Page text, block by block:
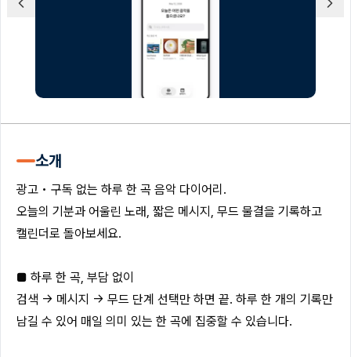
소개
광고 • 구독 없는 하루 한 곡 음악 다이어리.
오늘의 기분과 어울린 노래, 짧은 메시지, 무드 물결을 기록하고
캘린더로 돌아보세요.
■ 하루 한 곡, 부담 없이
검색 → 메시지 → 무드 단계 선택만 하면 끝. 하루 한 개의 기록만
남길 수 있어 매일 의미 있는 한 곡에 집중할 수 있습니다.